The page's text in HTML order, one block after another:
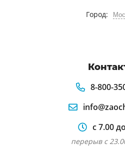
Город:
8-800-
с 7.00
перерыв с